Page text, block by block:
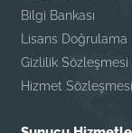
Bilgi Bankası
Lisans Doğrulama
Gizlilik Sözleşmesi
Hizmet Sözleşmesi